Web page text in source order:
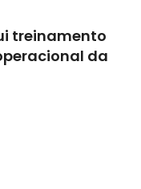
treinamento
da